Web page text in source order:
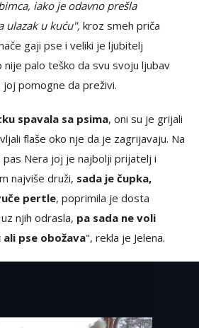
iako je odavno prešla
ulazak u kuću", kroz smeh priča
gaji pse i veliki je ljubitelj
nije palo teško da svu svoju ljubav
pomogne da preživi.
spavala sa psima, oni su je grijali
flaše oko nje da je zagrijavaju. Na
Nera joj je najbolji prijatelj i
najviše druži, sada je čupka,
pertle, poprimila je dosta
njih odrasla, pa sada ne voli
pse obožava", rekla je Jelena.